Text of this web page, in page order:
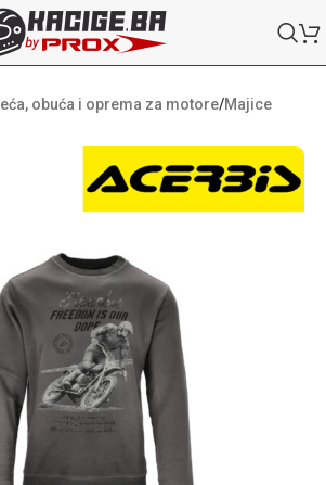
obuća i oprema za motore/Majice